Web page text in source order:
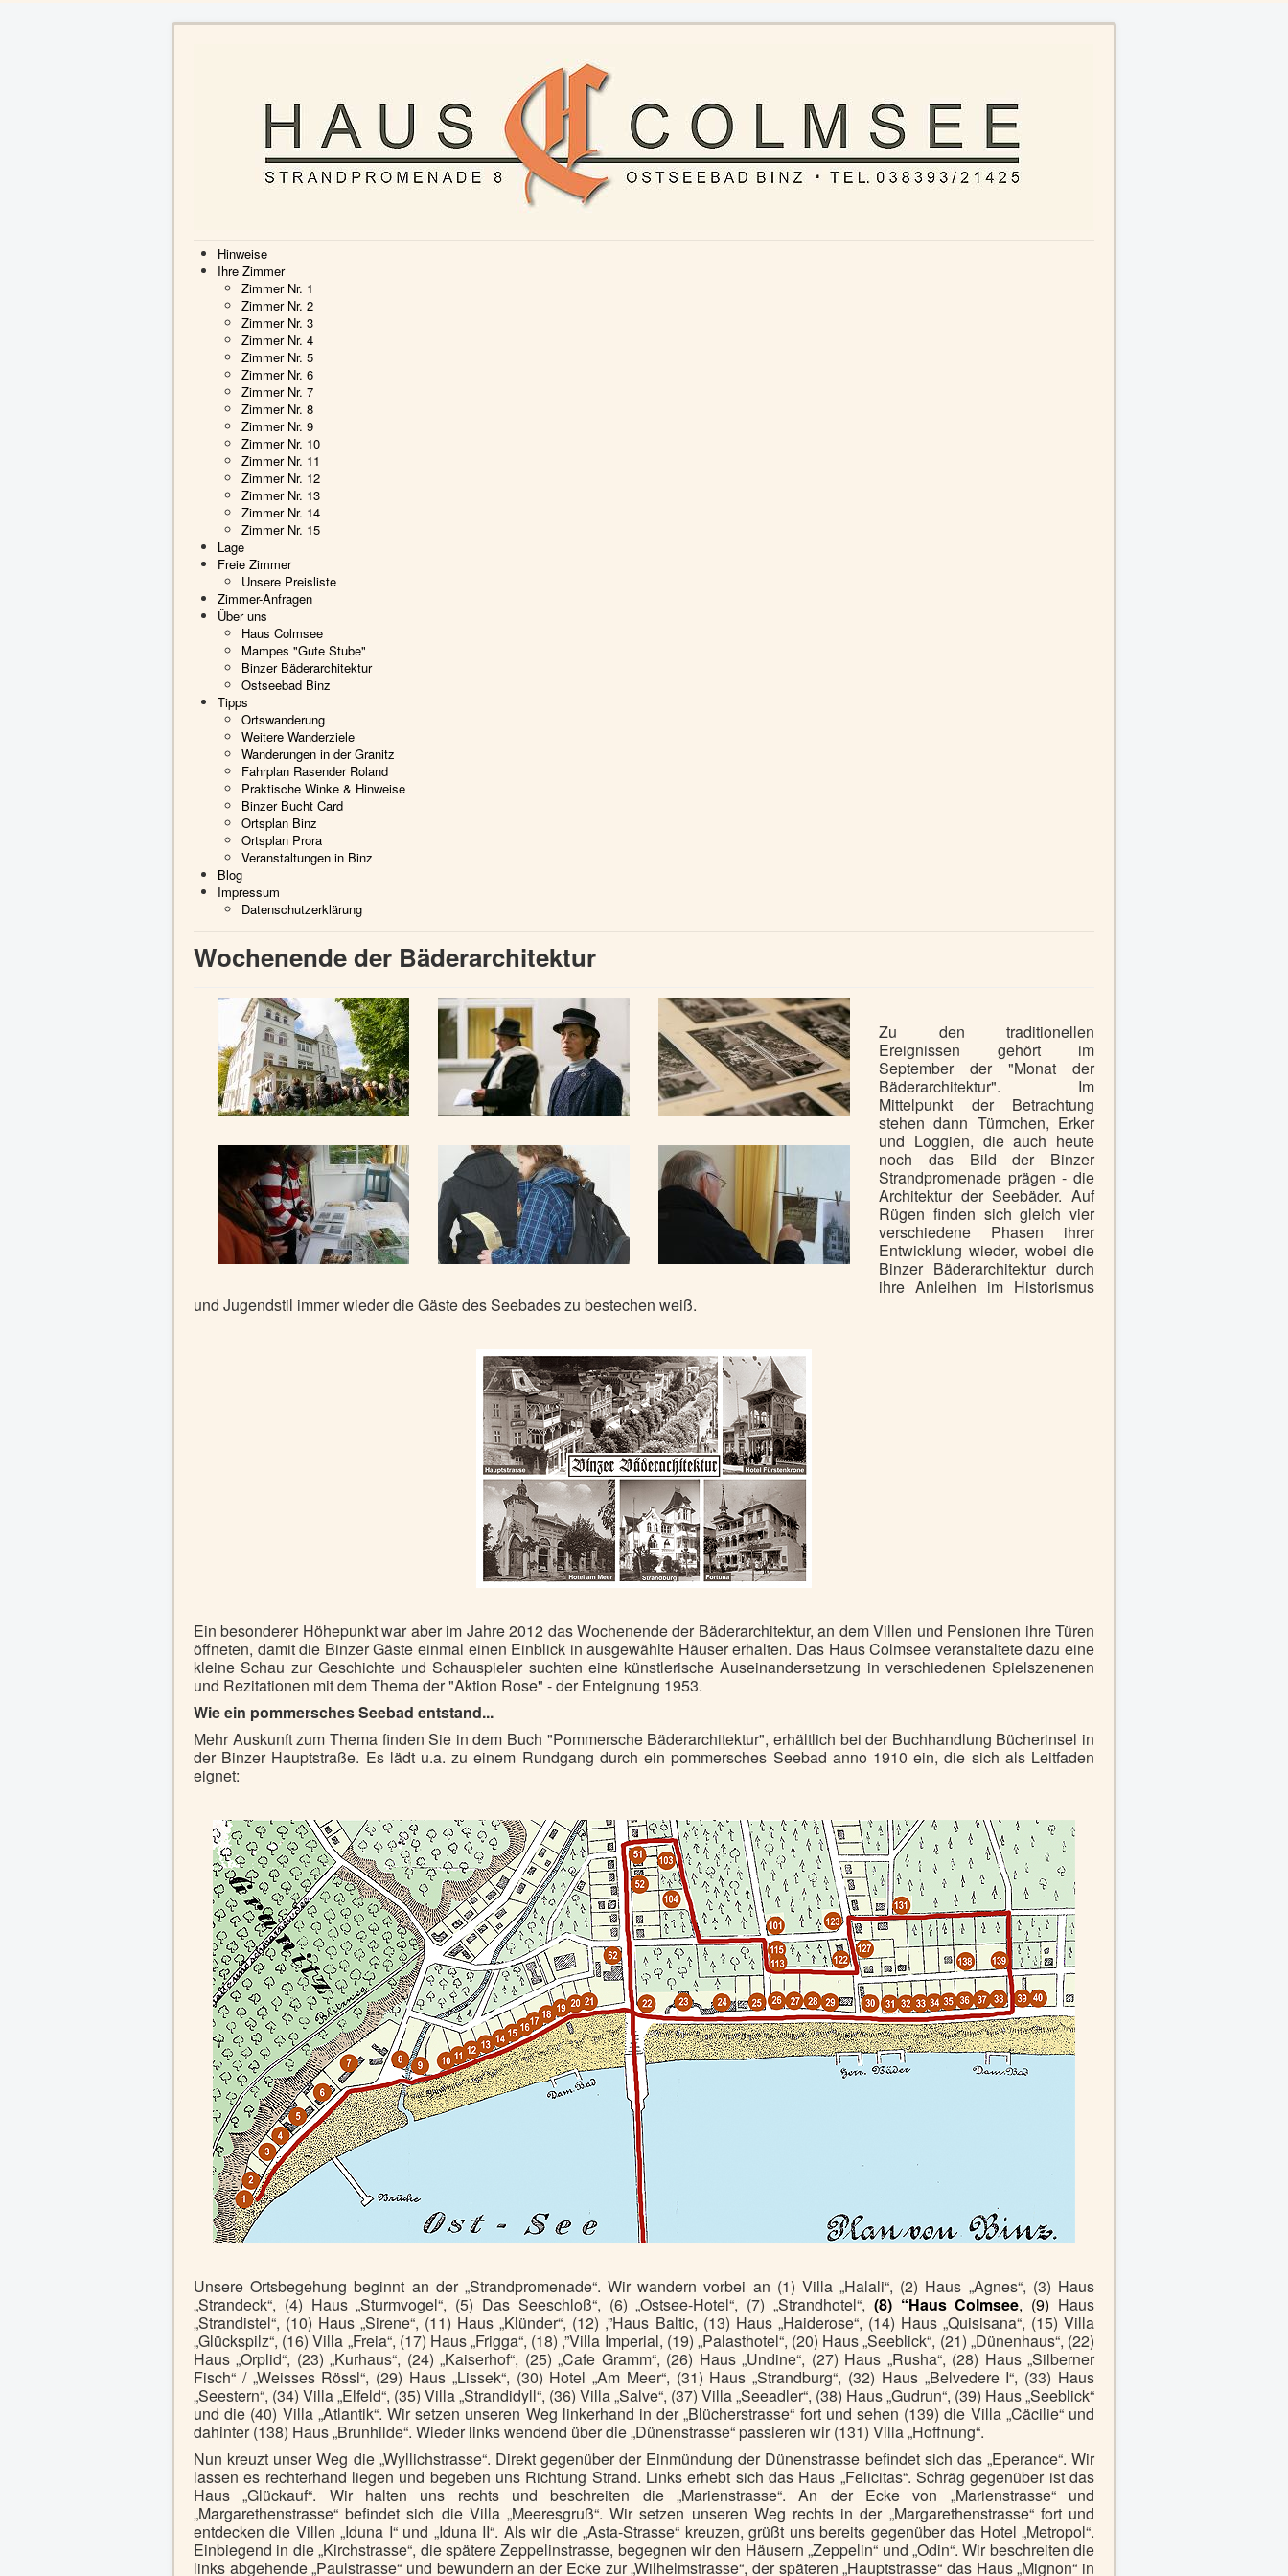
Hinweise
Ihre Zimmer
Zimmer Nr. 1
Zimmer Nr. 2
Zimmer Nr. 3
Zimmer Nr. 4
Zimmer Nr. 5
Zimmer Nr. 6
Zimmer Nr. 7
Zimmer Nr. 8
Zimmer Nr. 9
Zimmer Nr. 10
Zimmer Nr. 11
Zimmer Nr. 12
Zimmer Nr. 13
Zimmer Nr. 14
Zimmer Nr. 15
Lage
Freie Zimmer
Unsere Preisliste
Zimmer-Anfragen
Über uns
Haus Colmsee
Mampes "Gute Stube"
Binzer Bäderarchitektur
Ostseebad Binz
Tipps
Ortswanderung
Weitere Wanderziele
Wanderungen in der Granitz
Fahrplan Rasender Roland
Praktische Winke & Hinweise
Binzer Bucht Card
Ortsplan Binz
Ortsplan Prora
Veranstaltungen in Binz
Blog
Impressum
Datenschutzerklärung
Wochenende der Bäderarchitektur
Zu den traditionellen
Ereignissen gehört im
September der "Monat der
Bäderarchitektur". Im
Mittelpunkt der Betrachtung
stehen dann Türmchen, Erker
und Loggien, die auch heute
noch das Bild der Binzer
Strandpromenade prägen - die
Architektur der Seebäder. Auf
Rügen finden sich gleich vier
verschiedene Phasen ihrer
Entwicklung wieder, wobei die
Binzer Bäderarchitektur durch
ihre Anleihen im Historismus
und Jugendstil immer wieder die Gäste des Seebades zu bestechen weiß.
Ein besonderer Höhepunkt war aber im Jahre 2012 das Wochenende der Bäderarchitektur, an dem Villen und Pensionen ihre Türen
öffneten, damit die Binzer Gäste einmal einen Einblick in ausgewählte Häuser erhalten. Das Haus Colmsee veranstaltete dazu eine
kleine Schau zur Geschichte und Schauspieler suchten eine künstlerische Auseinandersetzung in verschiedenen Spielszenenen
und Rezitationen mit dem Thema der "Aktion Rose" - der Enteignung 1953.
Wie ein pommersches Seebad entstand...
Mehr Auskunft zum Thema finden Sie in dem Buch "Pommersche Bäderarchitektur", erhältlich bei der Buchhandlung Bücherinsel in
der Binzer Hauptstraße. Es lädt u.a. zu einem Rundgang durch ein pommersches Seebad anno 1910 ein, die sich als Leitfaden
eignet:
Unsere Ortsbegehung beginnt an der „Strandpromenade“. Wir wandern vorbei an (1) Villa „Halali“, (2) Haus „Agnes“, (3) Haus
„Strandeck“, (4) Haus „Sturmvogel“, (5) Das Seeschloß“, (6) „Ostsee-Hotel“, (7) „Strandhotel“, (8) “Haus Colmsee, (9) Haus
„Strandistel“, (10) Haus „Sirene“, (11) Haus „Klünder“, (12) ,”Haus Baltic, (13) Haus „Haiderose“, (14) Haus „Quisisana“, (15) Villa
„Glückspilz“, (16) Villa „Freia“, (17) Haus „Frigga“, (18) ,”Villa Imperial, (19) „Palasthotel“, (20) Haus „Seeblick“, (21) „Dünenhaus“, (22)
Haus „Orplid“, (23) „Kurhaus“, (24) „Kaiserhof“, (25) „Cafe Gramm“, (26) Haus „Undine“, (27) Haus „Rusha“, (28) Haus „Silberner
Fisch“ / „Weisses Rössl“, (29) Haus „Lissek“, (30) Hotel „Am Meer“, (31) Haus „Strandburg“, (32) Haus „Belvedere I“, (33) Haus
„Seestern“, (34) Villa „Elfeld“, (35) Villa „Strandidyll“, (36) Villa „Salve“, (37) Villa „Seeadler“, (38) Haus „Gudrun“, (39) Haus „Seeblick“
und die (40) Villa „Atlantik“. Wir setzen unseren Weg linkerhand in der „Blücherstrasse“ fort und sehen (139) die Villa „Cäcilie“ und
dahinter (138) Haus „Brunhilde“. Wieder links wendend über die „Dünenstrasse“ passieren wir (131) Villa „Hoffnung“.
Nun kreuzt unser Weg die „Wyllichstrasse“. Direkt gegenüber der Einmündung der Dünenstrasse befindet sich das „Eperance“. Wir
lassen es rechterhand liegen und begeben uns Richtung Strand. Links erhebt sich das Haus „Felicitas“. Schräg gegenüber ist das
Haus „Glückauf“. Wir halten uns rechts und beschreiten die „Marienstrasse“. An der Ecke von „Marienstrasse“ und
„Margarethenstrasse“ befindet sich die Villa „Meeresgruß“. Wir setzen unseren Weg rechts in der „Margarethenstrasse“ fort und
entdecken die Villen „Iduna I“ und „Iduna II“. Als wir die „Asta-Strasse“ kreuzen, grüßt uns bereits gegenüber das Hotel „Metropol“.
Einbiegend in die „Kirchstrasse“, die spätere Zeppelinstrasse, begegnen wir den Häusern „Zeppelin“ und „Odin“. Wir beschreiten die
links abgehende „Paulstrasse“ und bewundern an der Ecke zur „Wilhelmstrasse“, der späteren „Hauptstrasse“ das Haus „Mignon“ in